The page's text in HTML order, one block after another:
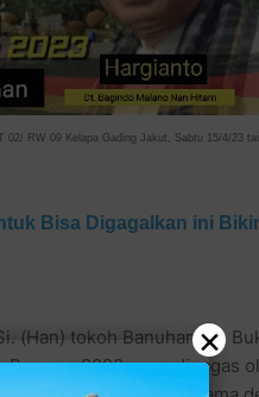
02/ RW 09 Kelapa Gading Jakut, Sabtu 15/4/23
Bisa Digagalkan ini
(Han) tokoh Banuhampu,
2023 yang digagas
×